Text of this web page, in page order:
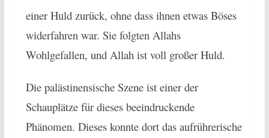
einer Huld zurück, ohne dass ihnen etwas Böses
widerfahren war. Sie folgten Allahs
Wohlgefallen, und Allah ist voll großer Huld.
Die palästinensische Szene ist einer der
Schauplätze für dieses beeindruckende
Phänomen. Dieses konnte dort das aufrührerische